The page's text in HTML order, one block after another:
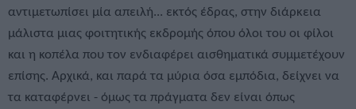
αντιμετωπίσει μία απειλή... εκτός έδρας, στην διάρκεια
μάλιστα μιας φοιτητικής εκδρομής όπου όλοι του οι φίλοι
και η κοπέλα που τον ενδιαφέρει αισθηματικά συμμετέχουν
επίσης. Αρχικά, και παρά τα μύρια όσα εμπόδια, δείχνει να
τα καταφέρνει - όμως τα πράγματα δεν είναι όπως